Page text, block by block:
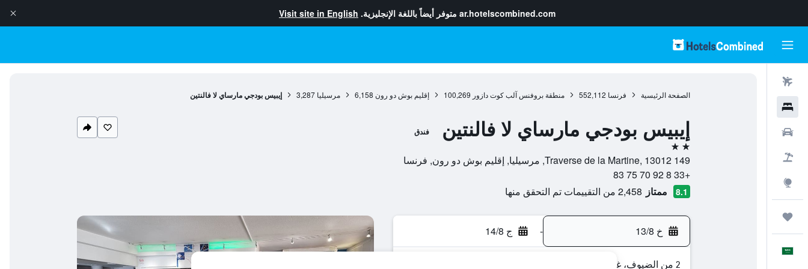
ar.hotelscombined.com متوفر أيضاً باللغة الإنجليزية. Visit site in English
الصفحة الرئيسية فرنسا 552,112 منطقة بروفنس آلب كوت دازور 100,269 إقليم بوش دو رون 6,158 مرسيليا 3,287 إيبيس بودجي مارساي لا فالنتين
إيبيس بودجي مارساي لا فالنتين فندق
2 نجمتين
149 Traverse de la Martine, 13012, مرسيليا, إقليم بوش دو رون, فرنسا
+33 8 92 70 75 83
8.1 ممتاز 2,458 من التقييمات تم التحقق منها
خ 13/8 - ج 14/8
2 من الضيوف، غرفة واحدة